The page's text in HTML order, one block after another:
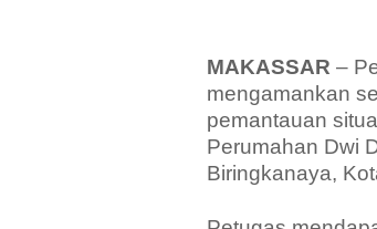
MAKASSAR –
mengamankan
pemantauan
Perumahan Dwi
Biringkanaya,